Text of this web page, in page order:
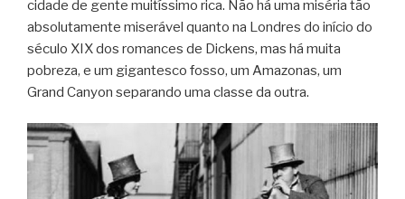
cidade de gente muitíssimo rica. Não há uma miséria tão
absolutamente miserável quanto na Londres do início do
século XIX dos romances de Dickens, mas há muita
pobreza, e um gigantesco fosso, um Amazonas, um
Grand Canyon separando uma classe da outra.